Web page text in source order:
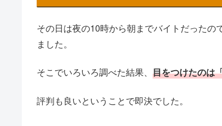
その日は夜の10時から朝までバイトだった
ました。
そこでいろいろ調べた結果、 目をつけたのは
評判も良いということで即決でした。